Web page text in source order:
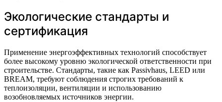
Экологические стандарты и
сертификация
Применение энергоэффективных технологий способствует
более высокому уровню экологической ответственности при
строительстве. Стандарты, такие как Passivhaus, LEED или
BREAM, требуют соблюдения строгих требований к
теплоизоляции, вентиляции и использованию
возобновляемых источников энергии.